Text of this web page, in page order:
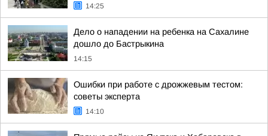
14:25
Дело о нападении на ребенка на Сахалине
дошло до Бастрыкина
14:15
Ошибки при работе с дрожжевым тестом:
советы эксперта
14:10